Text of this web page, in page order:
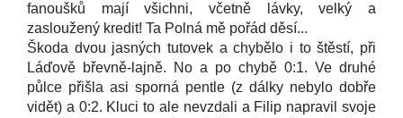
fanoušků mají všichni, včetně lávky, velký a
zasloužený kredit! Ta Polná mě pořád děsí...
Škoda dvou jasných tutovek a chybělo i to štěstí, při
Láďově břevně-lajně. No a po chybě 0:1. Ve druhé
půlce přišla asi sporná pentle (z dálky nebylo dobře
vidět) a 0:2. Kluci to ale nevzdali a Filip napravil svoje